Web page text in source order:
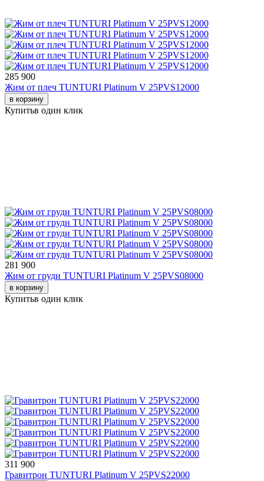
285 900
Жим от плеч TUNTURI Platinum V 25PVS12000
в корзину
Купитьв один клик
281 900
Жим от груди TUNTURI Platinum V 25PVS08000
в корзину
Купитьв один клик
311 900
Гравитрон TUNTURI Platinum V 25PVS22000